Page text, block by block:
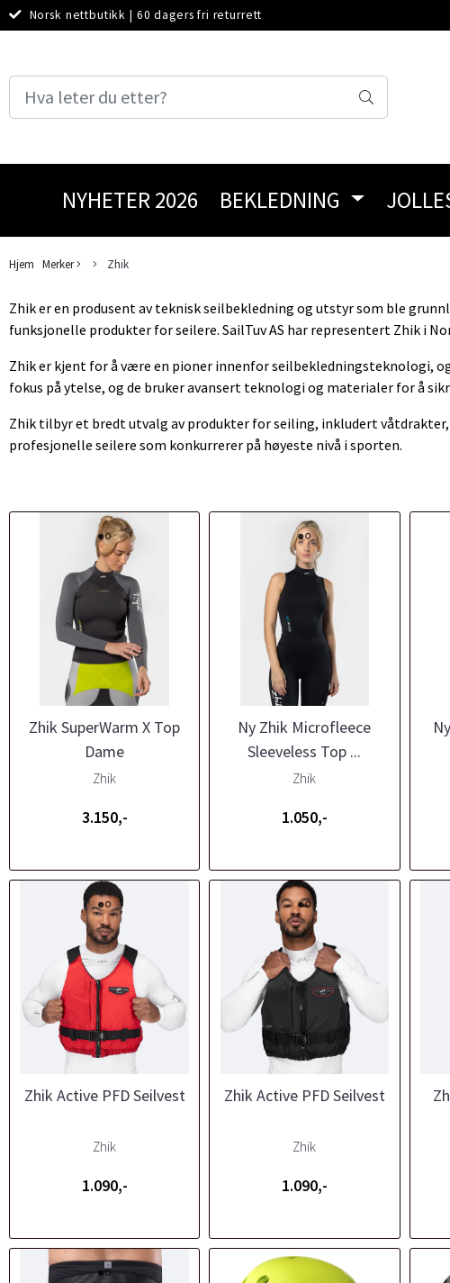
Norsk nettbutikk | 60 dagers fri returrett
NYHETER 2026 BEKLEDNING
Hjem Merker Zhik
Zhik er en produsent av teknisk seilbekledning og utstyr som ble
funksjonelle produkter for seilere. SailTuv AS har representert Zhik i
Zhik er kjent for å være en pioner innenfor seilbekledningsteknologi,
fokus på ytelse, og de bruker avansert teknologi og materialer for å
Zhik tilbyr et bredt utvalg av produkter for seiling, inkludert
profesjonelle seilere som konkurrerer på høyeste nivå i sporten.
Zhik SuperWarm X Top
Dame
Zhik
3.150,-
Ny Zhik Microfleece
Sleeveless Top ...
Zhik
1.050,-
Zhik Active PFD Seilvest
Zhik
1.090,-
Zhik Active PFD Seilvest
Zhik
1.090,-